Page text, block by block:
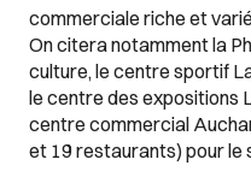
commerciale riche et
On citera notamment la
culture, le centre sportif
le centre des expositions
centre commercial
et 19 restaurants) pour le